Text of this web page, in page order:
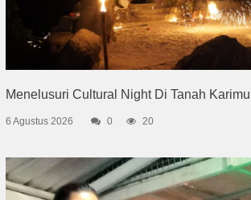
Menelusuri Cultural Night Di Tanah
6 Agustus 2026 0 20